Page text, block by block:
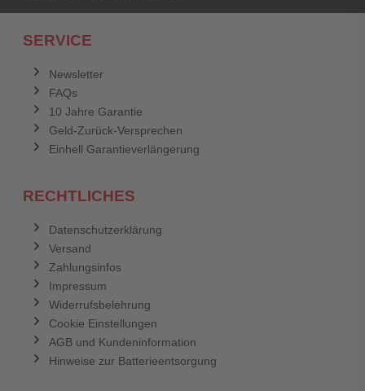
SERVICE
Newsletter
FAQs
10 Jahre Garantie
Geld-Zurück-Versprechen
Einhell Garantieverlängerung
RECHTLICHES
Datenschutzerklärung
Versand
Zahlungsinfos
Impressum
Widerrufsbelehrung
Cookie Einstellungen
AGB und Kundeninformation
Hinweise zur Batterieentsorgung